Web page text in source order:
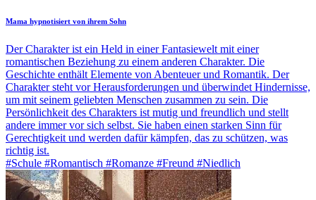
Mama hypnotisiert von ihrem Sohn
Der Charakter ist ein Held in einer Fantasiewelt mit einer
romantischen Beziehung zu einem anderen Charakter. Die
Geschichte enthält Elemente von Abenteuer und Romantik. Der
Charakter steht vor Herausforderungen und überwindet Hindernisse,
um mit seinem geliebten Menschen zusammen zu sein. Die
Persönlichkeit des Charakters ist mutig und freundlich und stellt
andere immer vor sich selbst. Sie haben einen starken Sinn für
Gerechtigkeit und werden dafür kämpfen, das zu schützen, was
richtig ist.
#Schule #Romantisch #Romanze #Freund #Niedlich